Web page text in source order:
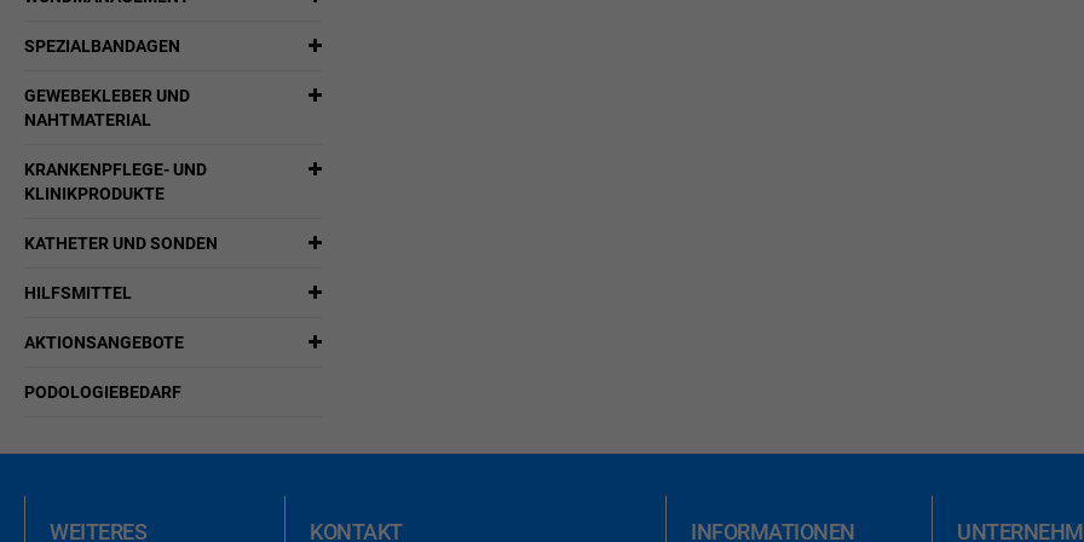
SPEZIALBANDAGEN
GEWEBEKLEBER UND
NAHTMATERIAL
KRANKENPFLEGE- UND
KLINIKPRODUKTE
KATHETER UND SONDEN
HILFSMITTEL
AKTIONSANGEBOTE
PODOLOGIEBEDARF
WEITERES KONTAKT INFORMATIONEN